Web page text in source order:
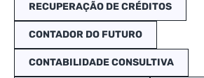
RECUPERAÇÃO DE CRÉDITOS
CONTADOR DO FUTURO
CONTABILIDADE CONSULTIVA